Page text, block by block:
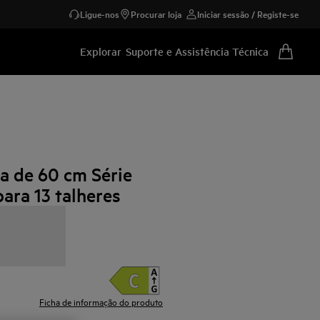
Ligue-nos Procurar loja Iniciar sessão / Registe-se
Explorar Suporte e Assistência Técnica
de 60 cm Série
13 talheres
Ficha de informação do produto